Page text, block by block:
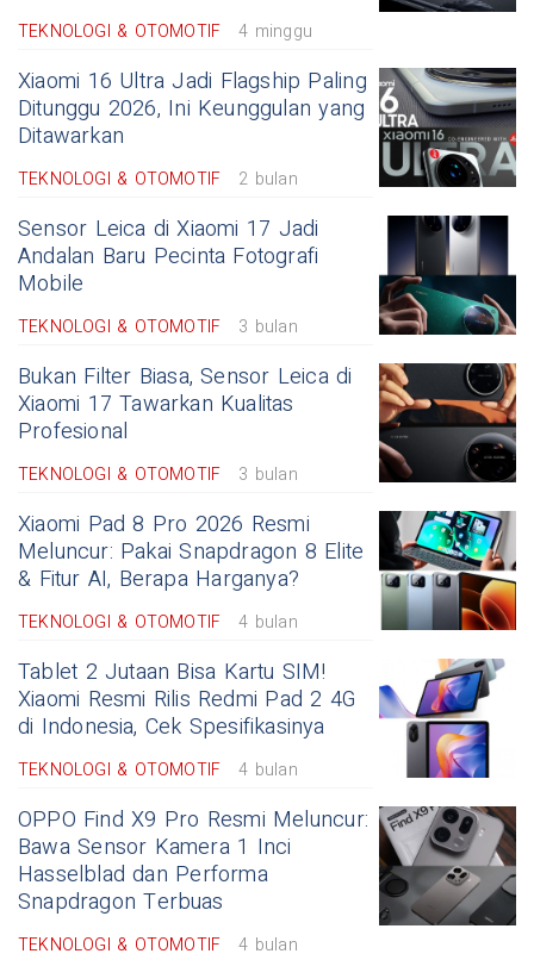
TEKNOLOGI & OTOMOTIF 4 minggu
Xiaomi 16 Ultra Jadi Flagship Paling
Ditunggu 2026, Ini Keunggulan yang
Ditawarkan
TEKNOLOGI & OTOMOTIF 2 bulan
Sensor Leica di Xiaomi 17 Jadi
Andalan Baru Pecinta Fotografi
Mobile
TEKNOLOGI & OTOMOTIF 3 bulan
Bukan Filter Biasa, Sensor Leica di
Xiaomi 17 Tawarkan Kualitas
Profesional
TEKNOLOGI & OTOMOTIF 3 bulan
Xiaomi Pad 8 Pro 2026 Resmi
Meluncur: Pakai Snapdragon 8 Elite
& Fitur AI, Berapa Harganya?
TEKNOLOGI & OTOMOTIF 4 bulan
Tablet 2 Jutaan Bisa Kartu SIM!
Xiaomi Resmi Rilis Redmi Pad 2 4G
di Indonesia, Cek Spesifikasinya
TEKNOLOGI & OTOMOTIF 4 bulan
OPPO Find X9 Pro Resmi Meluncur:
Bawa Sensor Kamera 1 Inci
Hasselblad dan Performa
Snapdragon Terbuas
TEKNOLOGI & OTOMOTIF 4 bulan